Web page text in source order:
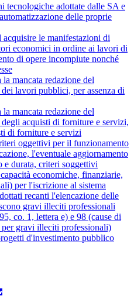
tecnologiche adottate dalle SA e
delle proprie
le manifestazioni di
economici in ordine ai lavori di
di opere incompiute nonché
mancata redazione del
lavori pubblici, per assenza di
mancata redazione del
acquisti di forniture e servizi,
di forniture e servizi
oggettivi per il funzionamento
l'eventuale aggiornamento
e durata, criteri soggettivi
economiche, finanziarie,
per l'iscrizione al sistema
recanti l'elencazione delle
gravi illeciti professionali
co. 1, lettera e) e 98 (cause di
per gravi illeciti professionali)
d'investimento pubblico